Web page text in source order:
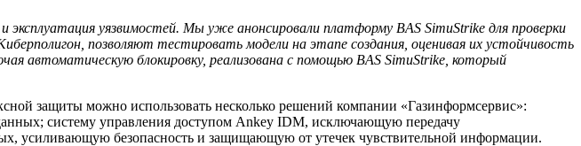
уязвимостей. Мы уже анонсировали платформу BAS SimuStrike для проверки
позволяют тестировать модели на этапе создания, оценивая их устойчивость
автоматическую блокировку, реализована с помощью BAS SimuStrike, который
защиты можно использовать несколько решений компании «Газинформсервис»:
систему управления доступом Ankey IDM, исключающую передачу
усиливающую безопасность и защищающую от утечек чувствительной информации.